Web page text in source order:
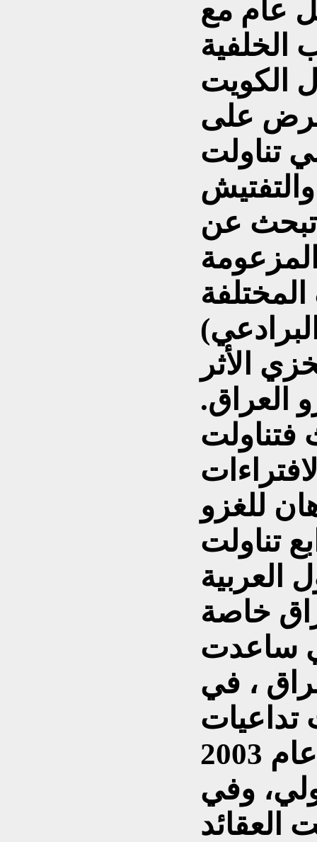
عام مع
الخلفية
الكويت
فرض على
تناولت
تبحث عن
الأثر
العراق.
فتناولت
للغزو
تناولت
خاصة
ساعدت
، في
تداعيات
الغزو الأمريكي البريطاني عام 2003
وفي
العقائد